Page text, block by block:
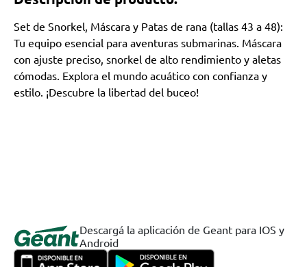
Set de Snorkel, Máscara y Patas de rana (tallas 43 a 48):
Tu equipo esencial para aventuras submarinas. Máscara
con ajuste preciso, snorkel de alto rendimiento y aletas
cómodas. Explora el mundo acuático con confianza y
estilo. ¡Descubre la libertad del buceo!
Descargá la aplicación de Geant para IOS y
Android